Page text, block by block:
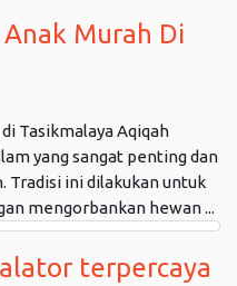
Murah Di
Tasikmalaya Aqiqah
yang sangat penting dan
Tradisi ini dilakukan untuk
mengorbankan hewan ...
terpercaya